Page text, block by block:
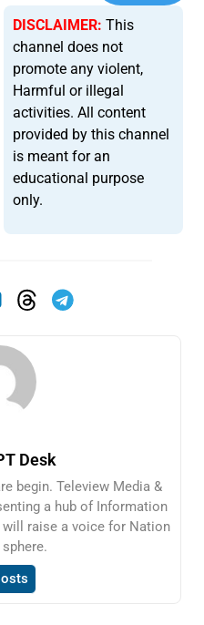
DISCLAIMER: This
channel does not
promote any violent,
Harmful or illegal
activities. All content
provided by this channel
is meant for an
educational purpose
only.
Desk
begin. Teleview Media &
a hub of Information
raise a voice for Nation